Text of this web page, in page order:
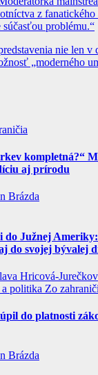
z
problému.“
nie len v
„moderného
kompletná?“
aj prírodu
Brázda
do Južnej
do svojej bývalej
Hricová-
politika Zo
do platnosti
Brázda